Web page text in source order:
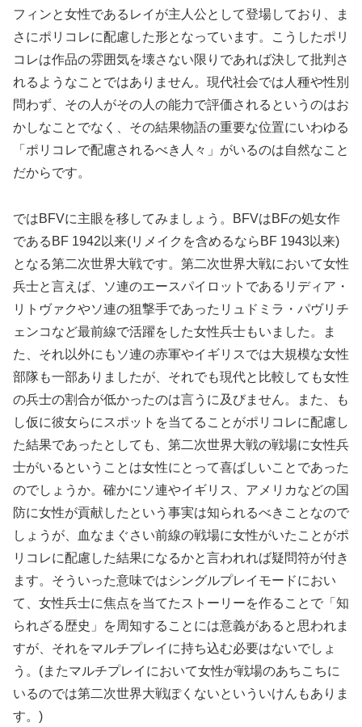
フィンと女性であるレイが主人公として登場しており、ま
さにポリコレに配慮した形となっています。こうしたポリ
コレは作品の雰囲気を壊さない限りであれば決して批判さ
れるようなことではありません。現代社会では人種や性別
問わず、その人がその人の能力で評価されるというのはお
かしなことでなく、その結果物語の重要な位置にいわゆる
「ポリコレで配慮されるべき人々」がいるのは自然なこと
だからです。
ではBFVに主眼を移してみましょう。BFVはBFの処女作
であるBF 1942以来(リメイクを含めるならBF 1943以来)
となる第二次世界大戦です。第二次世界大戦において女性
兵士と言えば、ソ連のエースパイロットであるリディア・
リトヴァクやソ連の狙撃手であったリュドミラ・パヴリチ
ェンコなど最前線で活躍をした女性兵士もいました。ま
た、それ以外にもソ連の赤軍やイギリスでは大規模な女性
部隊も一部ありましたが、それでも現代と比較しても女性
の兵士の割合が低かったのは言うに及びません。また、も
し仮に彼女らにスポットを当てることがポリコレに配慮し
た結果であったとしても、第二次世界大戦の戦場に女性兵
士がいるということは女性にとって喜ばしいことであった
のでしょうか。確かにソ連やイギリス、アメリカなどの国
防に女性が貢献したという事実は知られるべきことなので
しょうが、血なまぐさい前線の戦場に女性がいたことがポ
リコレに配慮した結果になるかと言われれば疑問符が付き
ます。そういった意味ではシングルプレイモードにおい
て、女性兵士に焦点を当てたストーリーを作ることで「知
られざる歴史」を周知することには意義があると思われま
すが、それをマルチプレイに持ち込む必要はないでしょ
う。(またマルチプレイにおいて女性が戦場のあちこちに
いるのでは第二次世界大戦ぽくないといういけんもありま
す。)